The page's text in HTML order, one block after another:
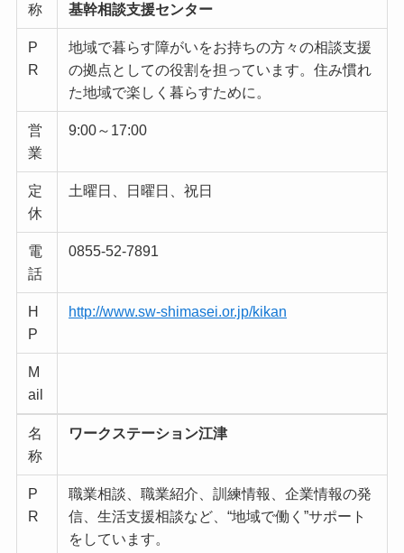
称
基幹相談支援センター
P
R
地域で暮らす障がいをお持ちの方々の相談支援
の拠点としての役割を担っています。住み慣れ
た地域で楽しく暮らすために。
営
業
9:00～17:00
定
休
土曜日、日曜日、祝日
電
話
0855-52-7891
H
P
http://www.sw-shimasei.or.jp/kikan
M
ail
名
称
ワークステーション江津
P
R
職業相談、職業紹介、訓練情報、企業情報の発
信、生活支援相談など、“地域で働く”サポート
をしています。